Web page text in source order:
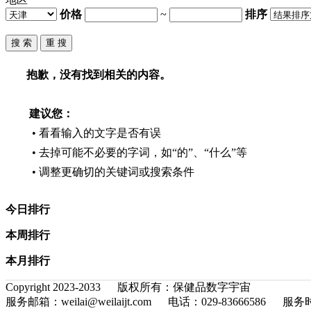
价格
~ 排序
抱歉，没有找到相关的内容。
建议您：
• 看看输入的文字是否有误
• 去掉可能不必要的字词，如“的”、“什么”等
• 调整更确切的关键词或搜索条件
今日排行
本周排行
本月排行
Copyright 2023-2033 版权所有：保健品数字宇宙
服务邮箱：weilai@weilaijt.com 电话：029-83666586 服务